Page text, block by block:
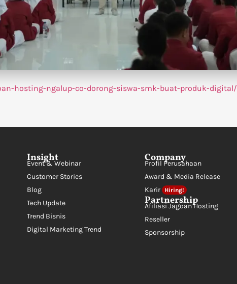
hosting-ngalup-co-dorong-siswa-smk-buat-produk-digital/
Insight
Event & Webinar
Customer Stories
Blog
Tech Update
Trend Bisnis
Digital Marketing Trend
Company
Profil Perusahaan
Award & Media Release
Karir
Hiring!
Partnership
Afiliasi Jagoan Hosting
Reseller
Sponsorship